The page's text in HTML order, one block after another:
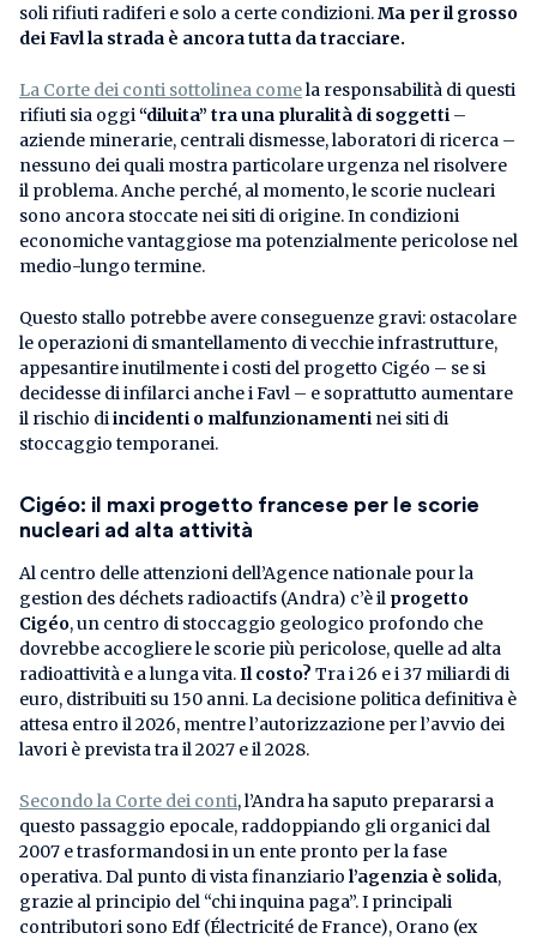
soli rifiuti radiferi e solo a certe condizioni.Ma per il grosso
dei Favl la strada è ancora tutta da tracciare.
La Corte dei conti sottolinea comela responsabilità di questi
rifiuti sia oggi“diluita” tra una pluralità di soggetti –
aziende minerarie, centrali dismesse, laboratori di ricerca –
nessuno dei quali mostra particolare urgenza nel risolvere
il problema. Anche perché, al momento, le scorie nucleari
sono ancora stoccate nei siti di origine. In condizioni
economiche vantaggiose ma potenzialmente pericolose nel
medio-lungo termine.
Questo stallo potrebbe avere conseguenze gravi: ostacolare
le operazioni di smantellamento di vecchie infrastrutture,
appesantire inutilmente i costi del progetto Cigéo – se si
decidesse di infilarci anche i Favl – e soprattutto aumentare
il rischio diincidenti o malfunzionamenti nei siti di
stoccaggio temporanei.
Cigéo: il maxi progetto francese per le scorie
nucleari ad alta attività
Al centro delle attenzioni dell’Agence nationale pour la
gestion des déchets radioactifs (Andra) c’è il progetto
Cigéo, un centro di stoccaggio geologico profondo che
dovrebbe accogliere le scorie più pericolose, quelle ad alta
radioattività e a lunga vita.Il costo? Tra i 26 e i 37 miliardi di
euro, distribuiti su 150 anni. La decisione politica definitiva è
attesa entro il 2026, mentre l’autorizzazione per l’avvio dei
lavori è prevista tra il 2027 e il 2028.
Secondo la Corte dei conti, l’Andra ha saputo prepararsi a
questo passaggio epocale, raddoppiando gli organici dal
2007 e trasformandosi in un ente pronto per la fase
operativa. Dal punto di vista finanziario l’agenzia è solida,
grazie al principio del “chi inquina paga”. I principali
contributori sono Edf (Électricité de France), Orano (ex